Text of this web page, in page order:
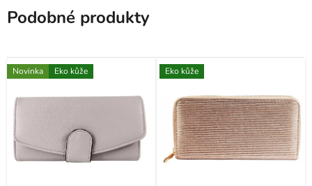
Podobné produkty
Novinka Eko kůže Eko kůže